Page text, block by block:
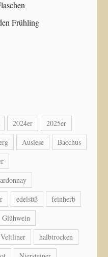
Frühling
2024er
2025er
Auslese
Bacchus
edelsüß
feinherb
Glühwein
halbtrocken